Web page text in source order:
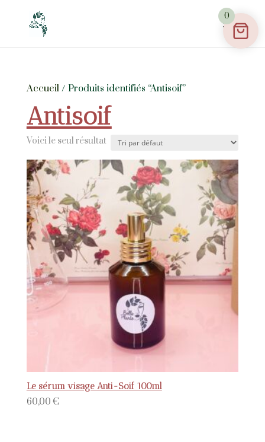
Accueil/ Produits identifiés “Antisoif”
Antisoif
Voici le seul résultat
Le sérum visage Anti-Soif 100ml
60,00 €
0